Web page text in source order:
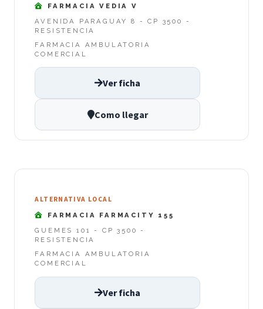
FARMACIA VEDIA V
AVENIDA PARAGUAY 8 - CP 3500 -
RESISTENCIA
FARMACIA AMBULATORIA
COMERCIAL
Ver ficha
Como llegar
ALTERNATIVA LOCAL
FARMACIA FARMACITY 155
GUEMES 101 - CP 3500 -
RESISTENCIA
FARMACIA AMBULATORIA
COMERCIAL
Ver ficha